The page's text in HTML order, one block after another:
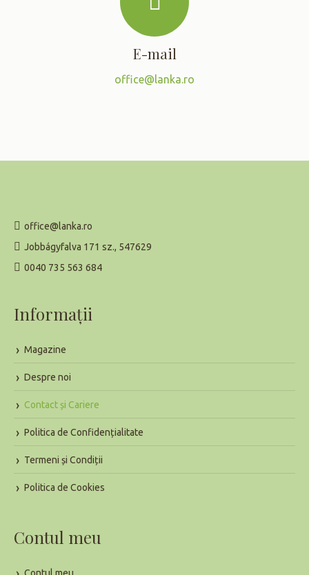
E-mail
office@lanka.ro
office@lanka.ro
Jobbágyfalva 171 sz., 547629
0040 735 563 684
Informaţii
Magazine
Despre noi
Contact și Cariere
Politica de Confidențialitate
Termeni și Condiții
Politica de Cookies
Contul meu